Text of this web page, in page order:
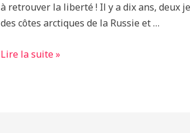
à retrouver la liberté ! Il y a dix ans, deux
des côtes arctiques de la Russie et …
Premier
Lire la suite »